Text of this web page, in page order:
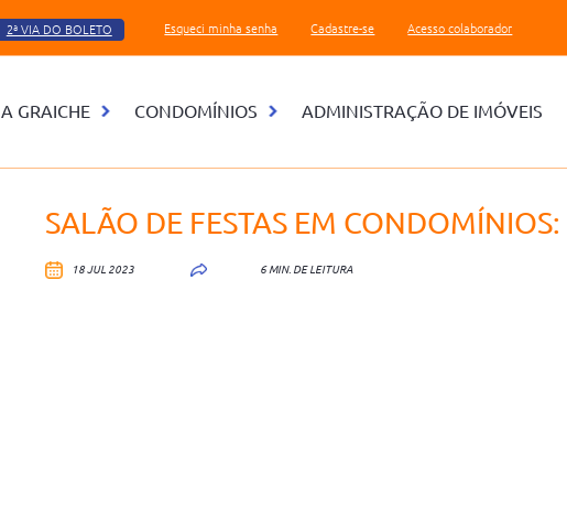
2ª VIA DO BOLETO Esqueci minha senha Cadastre-se Acesso colaborador
A GRAICHE CONDOMÍNIOS ADMINISTRAÇÃO DE IMÓVEIS
SALÃO DE FESTAS EM
18 JUL 2023 6 MIN. DE LEITURA